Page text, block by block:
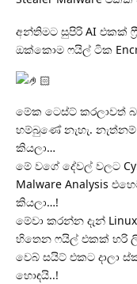
අන්තිමට සුපිරි AI එකක්
ඔක්කොම ෆයිල් ටික
මේක ටෙස්ට් කරලාවත්
හම්බුණේ නැහැ.
කියලා…
මේ වගේ දේවල් වලට
Malware Analysis
කියලා…!
මේවා කරන්න දැන්
හිතෙන ෆයිල් එකක් හරි
වෙබ් සයිට් එකට දාලා
හොඳයි..!